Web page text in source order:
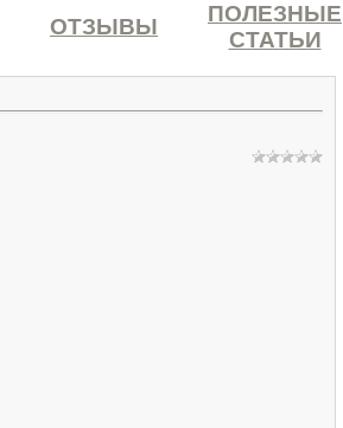
ОТЗЫВЫ
ПОЛЕЗНЫЕ
СТАТЬИ